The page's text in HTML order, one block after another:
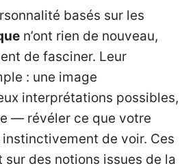
basés sur les
n’ont rien de nouveau,
de fasciner. Leur
: une image
interprétations possibles,
— révéler ce que votre
de voir. Ces
sur des notions issues de la